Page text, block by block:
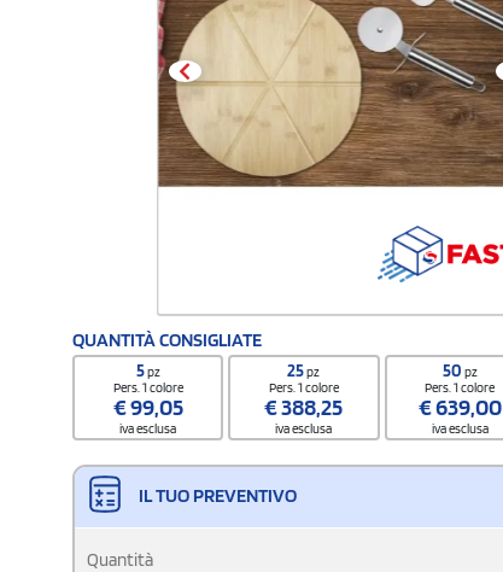
QUANTITÀ CONSIGLIATE
5pz
Pers. 1 colore
€99,05
iva esclusa
25pz
Pers. 1 colore
€388,25
iva esclusa
50 pz
Pers. 1 colore
€639,00
iva esclusa
IL TUO PREVENTIVO
Quantità